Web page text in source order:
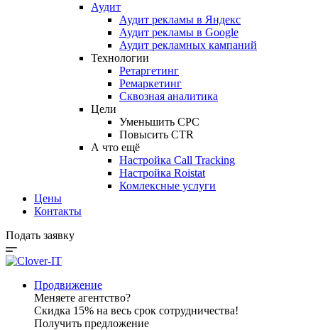
Аудит
Аудит рекламы в Яндекс
Аудит рекламы в Google
Аудит рекламных кампаний
Технологии
Ретаргетинг
Ремаркетинг
Сквозная аналитика
Цели
Уменьшить CPC
Повысить CTR
А что ещё
Настройка Call Tracking
Настройка Roistat
Комлексные услуги
Цены
Контакты
Подать заявку
Продвижение
Меняете агентство?
Скидка 15% на весь срок сотрудничества!
Получить предложение